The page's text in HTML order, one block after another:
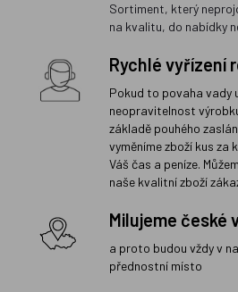
Sortiment, který
na kvalitu, do nabídky
Rychlé vyřízení
Pokud to povaha vady
neopravitelnost
základě pouhého
vyměníme zboží kus za
Váš čas a peníze.
naše kvalitní zboží
Milujeme české
a proto budou vždy v
přednostní místo